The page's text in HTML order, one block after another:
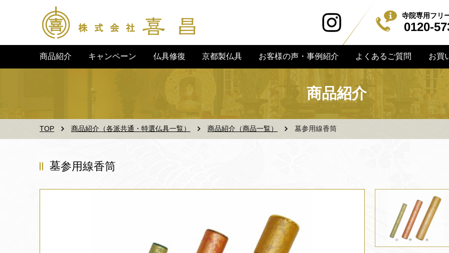
寺院専用フリ
0120-
商品紹介 キャンペーン 仏具修復 京都製仏具 お客様の声・事例紹介 よくあるご質問 お買
商品紹介
TOP 商品紹介（各派共通・特選仏具一覧） 商品紹介（商品一覧） 墓参用線香筒
墓参用線香筒